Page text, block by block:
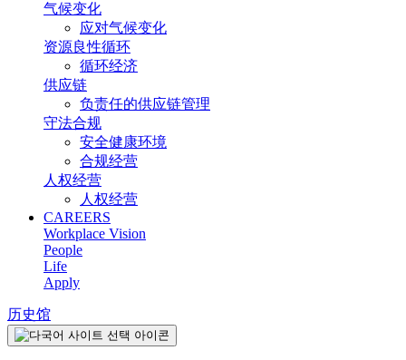
气候变化
应对气候变化
资源良性循环
循环经济
供应链
负责任的供应链管理
守法合规
安全健康环境
合规经营
人权经营
人权经营
CAREERS
Workplace Vision
People
Life
Apply
历史馆